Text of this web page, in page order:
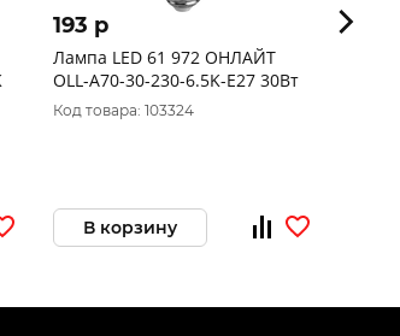
193 p
Лампа LED 61 972 ОНЛАЙТ
OLL-A70-30-230-6.5K-E27 30Вт
Код товара: 103324
В корзину
118 p